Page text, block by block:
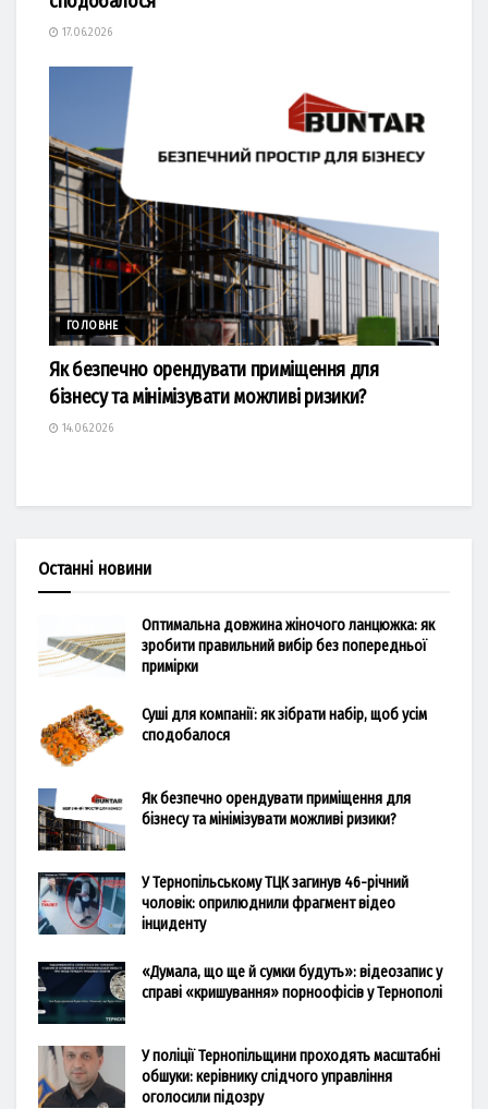
17.06.2026
ГОЛОВНЕ
Як безпечно орендувати приміщення для
бізнесу та мінімізувати можливі ризики?
14.06.2026
Останні новини
Оптимальна довжина жіночого ланцюжка: як
зробити правильний вибір без попередньої
примірки
Суші для компанії: як зібрати набір, щоб усім
сподобалося
Як безпечно орендувати приміщення для
бізнесу та мінімізувати можливі ризики?
У Тернопільському ТЦК загинув 46-річний
чоловік: оприлюднили фрагмент відео
інциденту
«Думала, що ще й сумки будуть»: відеозапис у
справі «кришування» порноофісів у Тернополі
У поліції Тернопільщини проходять масштабні
обшуки: керівнику слідчого управління
оголосили підозру